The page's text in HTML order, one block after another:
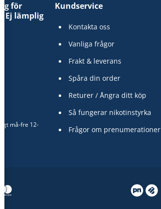
för
Ej lämplig
må-fre 12-
Kundservice
Kontakta oss
Vanliga frågor
Frakt & leverans
Spåra din order
Returer / Ångra ditt köp
Så fungerar nikotinstyrka
Frågor om prenumerationer